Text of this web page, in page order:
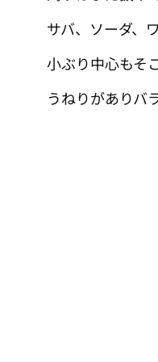
サバ、ソーダ、
小ぶり中心もそ
うねりがありバ